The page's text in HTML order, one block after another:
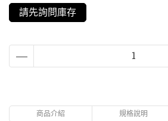
請先詢問庫存
商品介紹 規格說明